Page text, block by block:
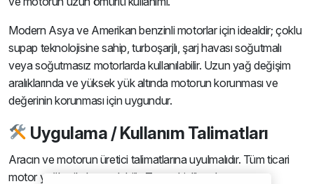
Modern Asya ve Amerikan benzinli motorlar için idealdir; çoklu
supap teknolojisine sahip, turboşarjlı, şarj havası soğutmalı
veya soğutmasız motorlarda kullanılabilir. Uzun yağ değişim
aralıklarında ve yüksek yük altında motorun korunması ve
değerinin korunması için uygundur.
Uygulama / Kullanım Talimatları
Aracın ve motorun üretici talimatlarına uyulmalıdır. Tüm ticari
motor yağları ile karıştırılabilir. Tam etkinlik yalnızca